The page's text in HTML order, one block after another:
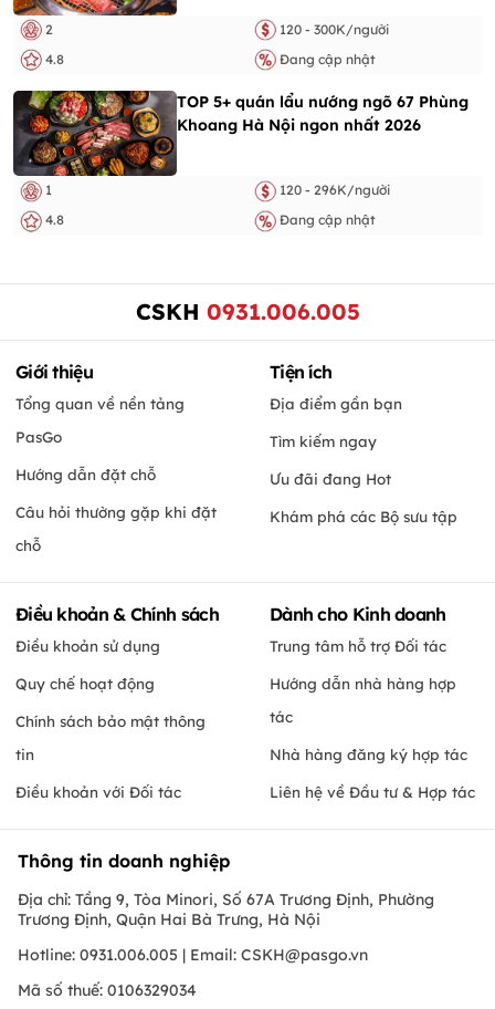
2
120 - 300K/người
4.8
Đang cập nhật
TOP 5+ quán lẩu nướng ngõ 67 Phùng
Khoang Hà Nội ngon nhất 2026
1
120 - 296K/người
4.8
Đang cập nhật
CSKH 0931.006.005
Giới thiệu
Tổng quan về nền tảng
PasGo
Hướng dẫn đặt chỗ
Câu hỏi thường gặp khi đặt
chỗ
Tiện ích
Địa điểm gần bạn
Tìm kiếm ngay
Ưu đãi đang Hot
Khám phá các Bộ sưu tập
Điều khoản & Chính sách
Điều khoản sử dụng
Quy chế hoạt động
Chính sách bảo mật thông
tin
Điều khoản với Đối tác
Dành cho Kinh doanh
Trung tâm hỗ trợ Đối tác
Hướng dẫn nhà hàng hợp
tác
Nhà hàng đăng ký hợp tác
Liên hệ về Đầu tư & Hợp tác
Thông tin doanh nghiệp
Địa chỉ: Tầng 9, Tòa Minori, Số 67A Trương Định, Phường
Trương Định, Quận Hai Bà Trưng, Hà Nội
Hotline: 0931.006.005 | Email: CSKH@pasgo.vn
Mã số thuế: 0106329034